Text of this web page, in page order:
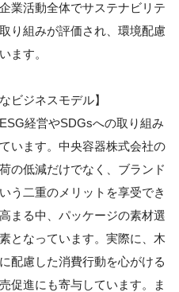
業活動全体でサステナビリテ
り組みが評価され、環境配慮
ます。
ビジネスモデル】
経営やSDGsへの取り組み
います。中央容器株式会社の
の低減だけでなく、ブランド
う二重のメリットを享受でき
まる中、パッケージの素材選
となっています。実際に、木
配慮した消費行動を心がける
促進にも寄与しています。ま